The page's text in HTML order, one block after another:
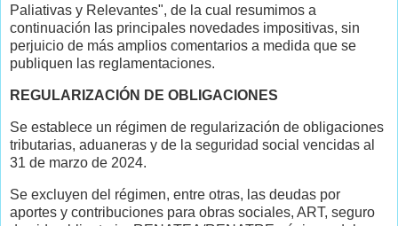
Paliativas y Relevantes", de la cual resumimos a
continuación las principales novedades impositivas, sin
perjuicio de más amplios comentarios a medida que se
publiquen las reglamentaciones.
REGULARIZACIÓN DE OBLIGACIONES
Se establece un régimen de regularización de obligaciones
tributarias, aduaneras y de la seguridad social vencidas al
31 de marzo de 2024.
Se excluyen del régimen, entre otras, las deudas por
aportes y contribuciones para obras sociales, ART, seguro